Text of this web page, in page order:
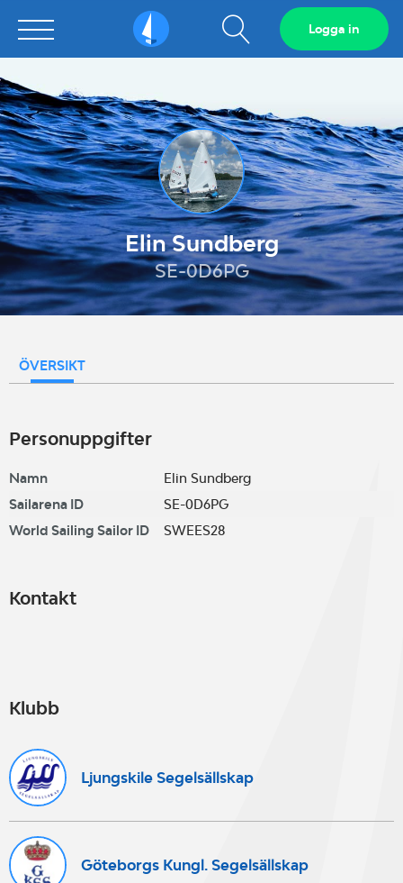
Sailarena Visa
sökfält
Logga in
Elin Sundberg
SE-0D6PG
ÖVERSIKT
Personuppgifter
Namn
Elin Sundberg
Sailarena ID
SE-0D6PG
World Sailing Sailor ID
SWEES28
Kontakt
Klubb
Ljungskile Segelsällskap
Göteborgs Kungl. Segelsällskap